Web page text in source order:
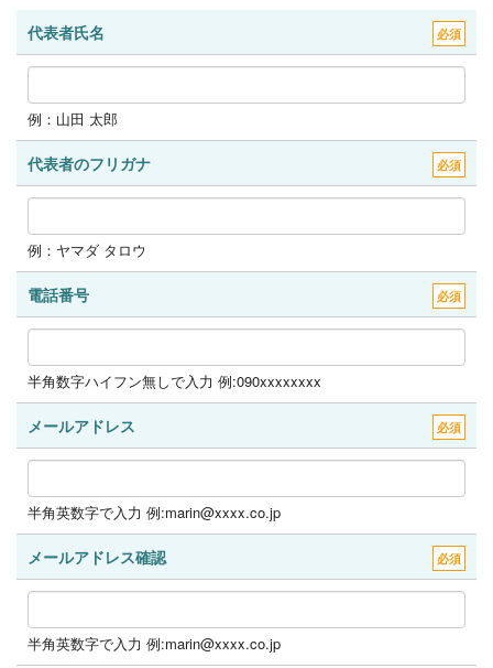
代表者氏名 必須
例：山田 太郎
代表者のフリガナ 必須
例：ヤマダ タロウ
電話番号 必須
半角数字ハイフン無しで入力 例:090xxxxxxxx
メールアドレス 必須
半角英数字で入力 例:marin@xxxx.co.jp
メールアドレス確認 必須
半角英数字で入力 例:marin@xxxx.co.jp